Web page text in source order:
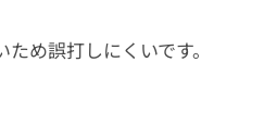
め誤打しにくいです。